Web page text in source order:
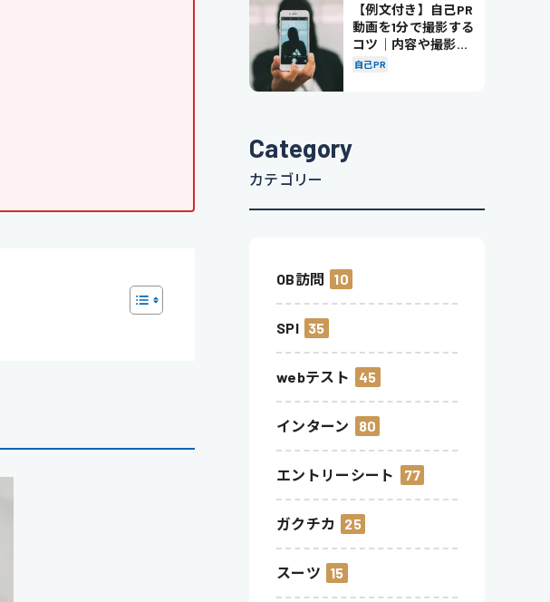
【例文付き】自己PR
動画を1分で撮影する
コツ｜内容や撮影の
ポイントも解説
自己PR
Category
カテゴリー
OB訪問 10
SPI 35
webテスト 45
インターン 80
エントリーシート 77
ガクチカ 25
スーツ 15